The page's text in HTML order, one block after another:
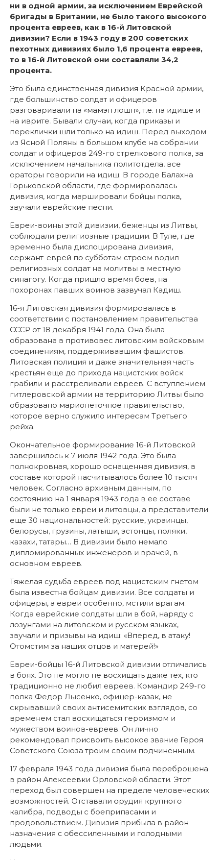
ни в одной армии, за исключением Еврейской
бригады в Британии, не было такого высокого
процента евреев, как в 16-й Литовской
дивизии? Если в 1943 году в 200 советских
пехотных дивизиях было 1,6 процента евреев,
то в 16-й Литовской они составляли 34,2
процента.
Это была единственная дивизия Красной армии,
где большинство солдат и офицеров
разговаривали на «мамэн лошн», т.е. на идише и
на иврите. Бывали случаи, когда приказы и
переклички шли только на идиш. Перед выходом
из Ясной Поляны в большом клубе на собрании
солдат и офицеров 249-го стрелкового полка, за
исключением начальника политотдела, все
ораторы говорили на идиш. В городе Балахна
Горьковской области, где формировалась
дивизия, когда маршировали бойцы полка,
звучали еврейские песни.
Евреи-воины этой дивизии, беженцы из Литвы,
соблюдали религиозные традиции. В Туле, где
временно была дислоцирована дивизия,
сержант-еврей по субботам строем водил
религиозных солдат на молитвы в местную
синагогу. Когда пришло время боев, на
похоронах павших воинов зазвучал Кадиш.
16-я Литовская дивизия формировалась в
соответствии с постановлением правительства
СССР от 18 декабря 1941 года. Она была
образована в противовес литовским войсковым
соединениям, поддерживавшим фашистов.
Литовская полиция и даже значительная часть
крестьян еще до прихода нацистских войск
грабили и расстреливали евреев. С вступлением
гитлеровской армии на территорию Литвы было
образовано марионеточное правительство,
которое верно служило интересам Третьего
рейха.
Окончательное формирование 16-й Литовской
завершилось к 7 июля 1942 года. Это была
полнокровная, хорошо оснащенная дивизия, в
составе которой насчитывалось более 10 тысяч
человек. Согласно архивным данным, по
состоянию на 1 января 1943 года в ее составе
были не только евреи и литовцы, а представители
еще 30 национальностей: русские, украинцы,
белорусы, грузины, латыши, эстонцы, поляки,
казахи, татары… В дивизии было немало
дипломированных инженеров и врачей, в
основном евреев.
Тяжелая судьба евреев под нацистским гнетом
была известна бойцам дивизии. Все солдаты и
офицеры, а евреи особенно, мстили врагам.
Когда еврейские солдаты шли в бой, наряду с
лозунгами на литовском и русском языках,
звучали и призывы на идиш: «Вперед, в атаку!
Отомстим за наших отцов и матерей!»
Евреи-бойцы 16-й Литовской дивизии отличались
в боях. Это не могло не восхищать даже тех, кто
традиционно не любил евреев. Командир 249-го
полка Федор Лысенко, офицер-казак, не
скрывавший своих антисемитских взглядов, со
временем стал восхищаться героизмом и
мужеством воинов-евреев. Он лично
рекомендовал присвоить высокое звание Героя
Советского Союза троим своим подчиненным.
17 февраля 1943 года дивизия была переброшена
в район Алексеевки Орловской области. Этот
переход был совершен на пределе человеческих
возможностей. Отставали орудия крупного
калибра, подводы с боеприпасами и
продовольствием. Дивизия прибыла в район
назначения с обессиленными и голодными
людьми.